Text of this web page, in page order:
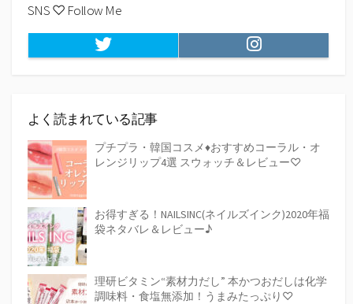
SNS ♡ Follow Me
Twitter Instagram
よく読まれている記事
プチプラ・韓国コスメ♦おすすめコーラル・オ
レンジリップ4選 スウォッチ＆レビュー♡
お得すぎる！NAILSINC(ネイルズインク)2020年福
袋ネタバレ＆レビュー♪
理研ビタミン“素材力だし” 本かつおだしは化学
調味料・食塩無添加！うまみたっぷり♡